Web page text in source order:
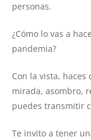
personas.
¿Cómo lo vas a
pandemia?
Con la vista, haces
mirada, asombro,
puedes transmitir
Te invito a tener